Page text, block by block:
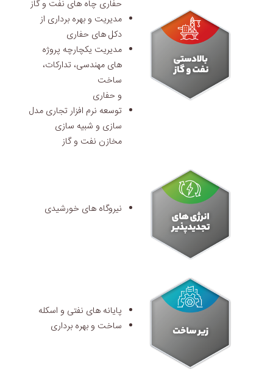
حفاری چاه های نفت و گاز
مدیریت و بهره برداری از
دکل های حفاری
مدیریت یکچارچه پروژه
های مهندسی، تدارکات،
ساخت
و حفاری
توسعه نرم افزار تجاری مدل
سازی و شبیه سازی
مخازن نفت و گاز
نیروگاه های خورشیدی
پایانه های نفتی و اسکله
ساخت و بهره برداری